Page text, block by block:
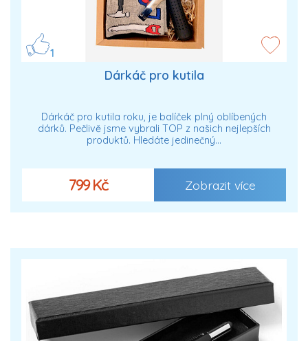
1
Dárkáč pro kutila
Dárkáč pro kutila roku, je balíček plný oblíbených
dárků. Pečlivě jsme vybrali TOP z našich nejlepších
produktů. Hledáte jedinečný…
799 Kč Zobrazit více